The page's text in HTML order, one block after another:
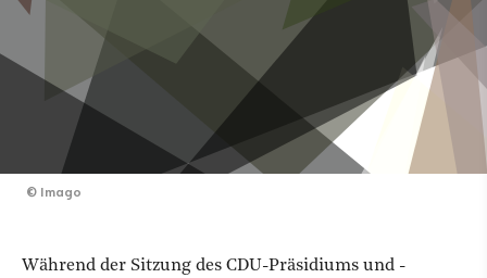
© Imago
Während der Sitzung des CDU-Präsidiums und -